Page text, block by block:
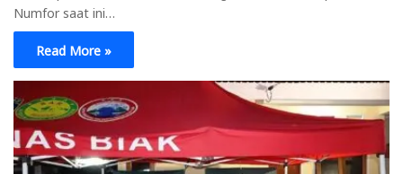
Numfor saat ini…
Read More »